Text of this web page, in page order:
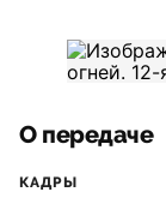
О передаче
КАДРЫ